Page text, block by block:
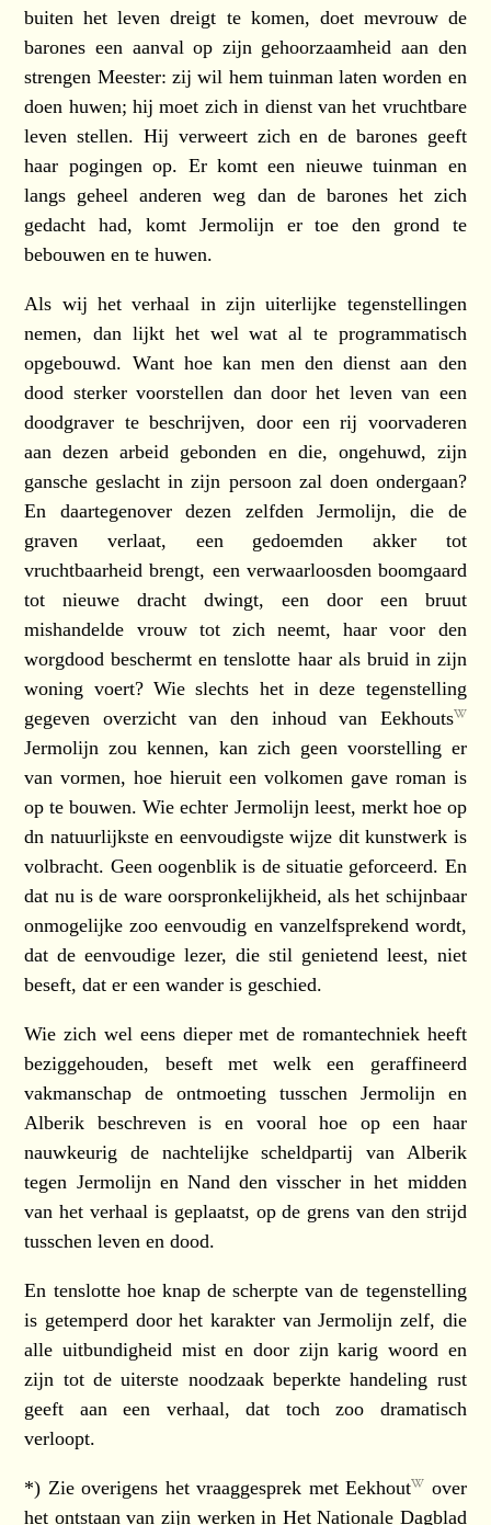
buiten het leven dreigt te komen, doet mevrouw de
barones een aanval op zijn gehoorzaamheid aan den
strengen Meester: zij wil hem tuinman laten worden en
doen huwen; hij moet zich in dienst van het vruchtbare
leven stellen. Hij verweert zich en de barones geeft
haar pogingen op. Er komt een nieuwe tuinman en
langs geheel anderen weg dan de barones het zich
gedacht had, komt Jermolijn er toe den grond te
bebouwen en te huwen.
Als wij het verhaal in zijn uiterlijke tegenstellingen
nemen, dan lijkt het wel wat al te programmatisch
opgebouwd. Want hoe kan men den dienst aan den
dood sterker voorstellen dan door het leven van een
doodgraver te beschrijven, door een rij voorvaderen
aan dezen arbeid gebonden en die, ongehuwd, zijn
gansche geslacht in zijn persoon zal doen ondergaan?
En daartegenover dezen zelfden Jermolijn, die de
graven verlaat, een gedoemden akker tot
vruchtbaarheid brengt, een verwaarloosden boomgaard
tot nieuwe dracht dwingt, een door een bruut
mishandelde vrouw tot zich neemt, haar voor den
worgdood beschermt en tenslotte haar als bruid in zijn
woning voert? Wie slechts het in deze tegenstelling
gegeven overzicht van den inhoud van Eekhouts
Jermolijn zou kennen, kan zich geen voorstelling er
van vormen, hoe hieruit een volkomen gave roman is
op te bouwen. Wie echter Jermolijn leest, merkt hoe op
dn natuurlijkste en eenvoudigste wijze dit kunstwerk is
volbracht. Geen oogenblik is de situatie geforceerd. En
dat nu is de ware oorspronkelijkheid, als het schijnbaar
onmogelijke zoo eenvoudig en vanzelfsprekend wordt,
dat de eenvoudige lezer, die stil genietend leest, niet
beseft, dat er een wander is geschied.
Wie zich wel eens dieper met de romantechniek heeft
beziggehouden, beseft met welk een geraffineerd
vakmanschap de ontmoeting tusschen Jermolijn en
Alberik beschreven is en vooral hoe op een haar
nauwkeurig de nachtelijke scheldpartij van Alberik
tegen Jermolijn en Nand den visscher in het midden
van het verhaal is geplaatst, op de grens van den strijd
tusschen leven en dood.
En tenslotte hoe knap de scherpte van de tegenstelling
is getemperd door het karakter van Jermolijn zelf, die
alle uitbundigheid mist en door zijn karig woord en
zijn tot de uiterste noodzaak beperkte handeling rust
geeft aan een verhaal, dat toch zoo dramatisch
verloopt.
*) Zie overigens het vraaggesprek metEekhout
over
het ontstaan van zijn werken in Het Nationale Dagblad